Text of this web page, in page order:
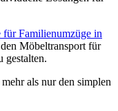
für Familienumzüge in
Möbeltransport für
gestalten.
als nur den simplen